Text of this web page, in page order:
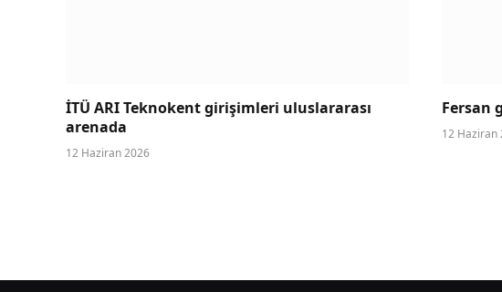
İTÜ ARI Teknokent girişimleri uluslararası
arenada
12 Haziran 2026
Fersan
12 Haziran